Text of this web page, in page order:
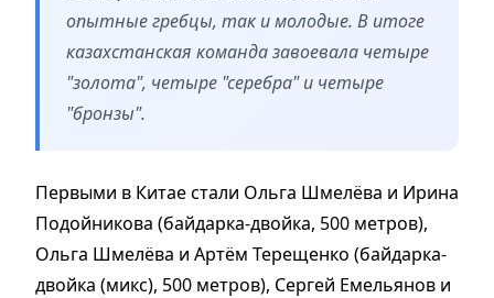
опытные гребцы, так и молодые. В итоге
казахстанская команда завоевала четыре
"золота", четыре "серебра" и четыре
"бронзы".
Первыми в Китае стали Ольга Шмелёва и Ирина
Подойникова (байдарка-двойка, 500 метров),
Ольга Шмелёва и Артём Терещенко (байдарка-
двойка (микс), 500 метров), Сергей Емельянов и